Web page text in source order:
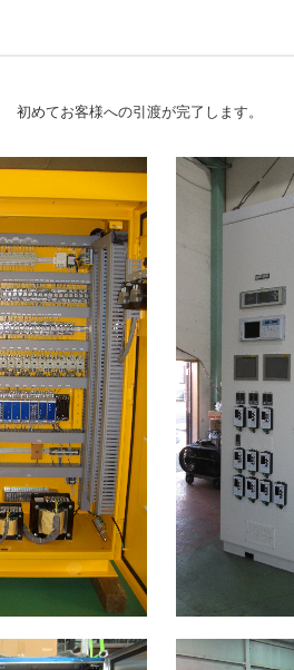
めてお客様への引渡が完了します。